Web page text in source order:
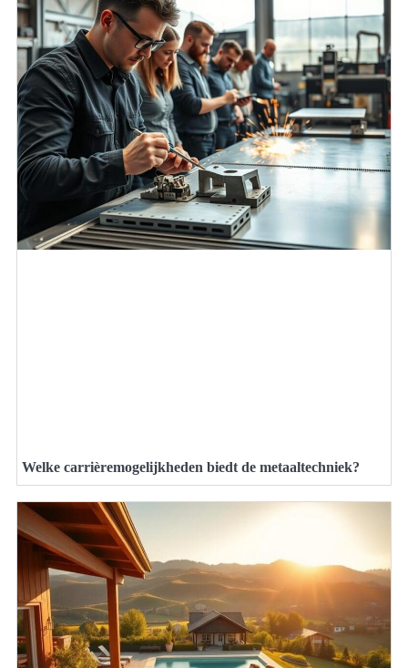
Welke carrièremogelijkheden biedt de metaaltechniek?